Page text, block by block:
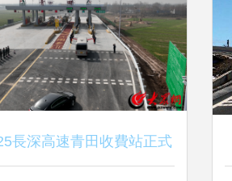
長深高速青田收費站正式